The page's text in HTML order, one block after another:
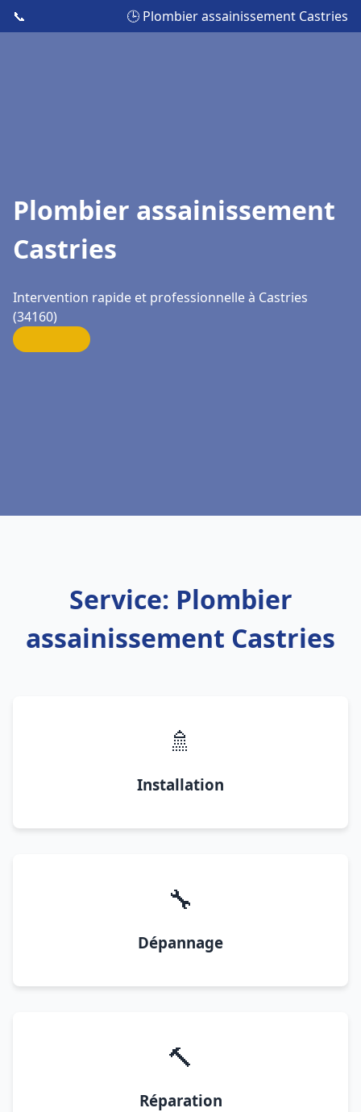
📞 🕒 Plombier assainissement Castries
Plombier assainissement
Castries
Intervention rapide et professionnelle à Castries
(34160)
Service: Plombier
assainissement Castries
🚿
Installation
🔧
Dépannage
🔨
Réparation